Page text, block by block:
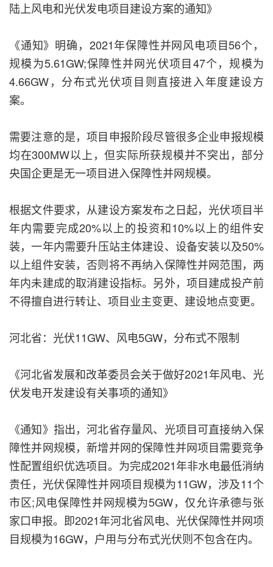
陆上风电和光伏发电项目建设方案的通知》
《通知》明确，2021年保障性并网风电项目56个，
规模为5.61GW;保障性并网光伏项目47个，规模为
4.66GW，分布式光伏项目则直接进入年度建设方
案。
需要注意的是，项目申报阶段尽管很多企业申报规模
均在300MW以上，但实际所获规模并不突出，部分
央国企更是无一项目进入保障性并网规模。
根据文件要求，从建设方案发布之日起，光伏项目半
年内需要完成20%以上的投资和10%以上的组件安
装，一年内需要升压站主体建设、设备安装以及50%
以上组件安装，否则将不再纳入保障性并网范围，两
年内未建成的取消建设指标。另外，项目建成投产前
不得擅自进行转让、项目业主变更、建设地点变更。
河北省：光伏11GW、风电5GW，分布式不限制
《河北省发展和改革委员会关于做好2021年风电、光
伏发电开发建设有关事项的通知》
《通知》指出，河北省存量风、光项目可直接纳入保
障性并网规模，新增并网的保障性并网项目需要竞争
性配置组织优选项目。为完成2021年非水电最低消纳
责任，光伏保障性并网项目规模为11GW，涉及11个
市区;风电保障性并网规模为5GW，仅允许承德与张
家口申报。即2021年河北省风电、光伏保障性并网项
目规模为16GW，户用与分布式光伏则不包含在内。